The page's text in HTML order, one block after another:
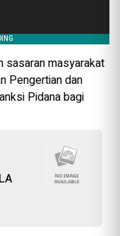
sasaran masyarakat
Pengertian dan
Pidana bagi